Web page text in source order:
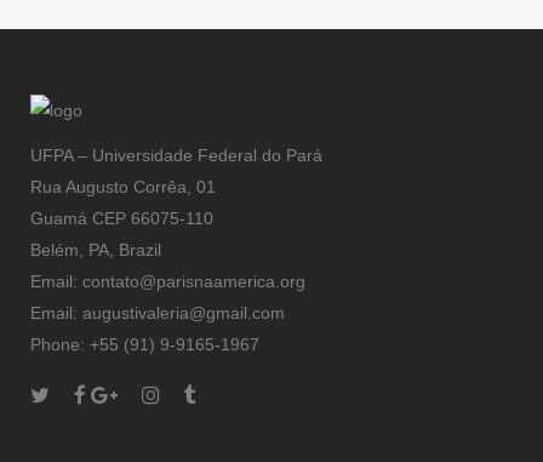
UFPA – Universidade Federal do Pará
Rua Augusto Corrêa, 01
Guamá CEP 66075-110
Belém, PA, Brazil
Email: contato@parisnaamerica.org
Email: augustivaleria@gmail.com
Phone: +55 (91) 9-9165-1967